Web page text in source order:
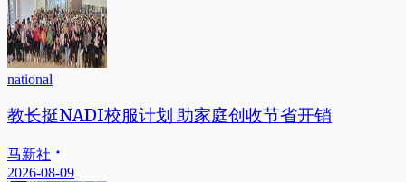
national
教长挺NADI校服计划 助家庭创收节省开销
马新社
2026-08-09